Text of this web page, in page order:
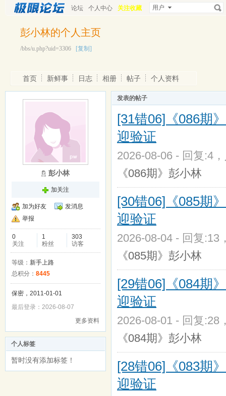
论坛 个人中心 关注收藏 用户
彭小林的个人主页
/bbs/u.php?uid=3306 [复制]
首页 新鲜事 日志 相册 帖子 个人资料
彭小林
加关注
加为好友
发消息
举报
0
关注
1
粉丝
303
访客
等级： 新手上路
总积分： 8445
保密，2011-01-01
最后登录：2026-08-07
更多资料
个人标签
暂时没有添加标签！
发表的帖子
[31错06]《
迎验证
2026-08-06 - 回复:4
《086期》彭小林
[30错06]《
迎验证
2026-08-04 - 回复:13
《085期》彭小林
[29错06]《
迎验证
2026-08-01 - 回复:28
《084期》彭小林
[28错06]《
迎验证